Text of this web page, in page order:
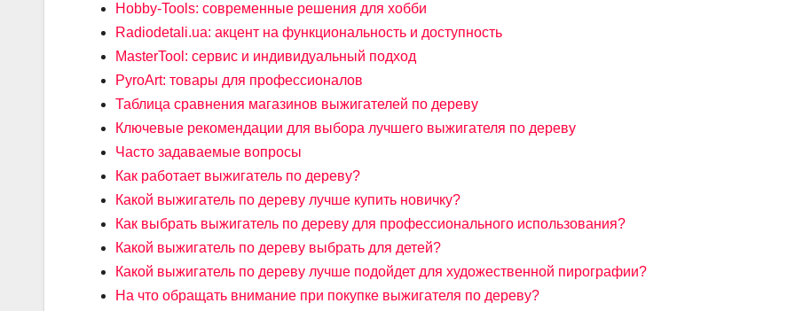
Hobby-Tools: современные решения для хобби
Radiodetali.ua: акцент на функциональность и доступность
MasterTool: сервис и индивидуальный подход
PyroArt: товары для профессионалов
Таблица сравнения магазинов выжигателей по дереву
Ключевые рекомендации для выбора лучшего выжигателя по дереву
Часто задаваемые вопросы
Как работает выжигатель по дереву?
Какой выжигатель по дереву лучше купить новичку?
Как выбрать выжигатель по дереву для профессионального использования?
Какой выжигатель по дереву выбрать для детей?
Какой выжигатель по дереву лучше подойдет для художественной пирографии?
На что обращать внимание при покупке выжигателя по дереву?